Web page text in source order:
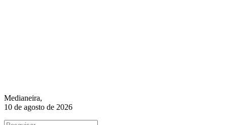
Medianeira,
10 de agosto de 2026